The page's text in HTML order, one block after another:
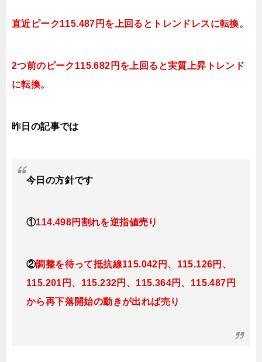
直近ピーク115.487円を上回ると トレンドレスに転換。
2つ前のピーク 115.682円を上回ると実質上昇トレンド
に転換。
昨日の記事では
今日 の方針です
①114.498円割れを逆指値売り
②調整を待って抵抗線115.042円、115.126円、
115.201円、115.232円、115.364円、115.487円
から再下落開始の動きが出れば売り